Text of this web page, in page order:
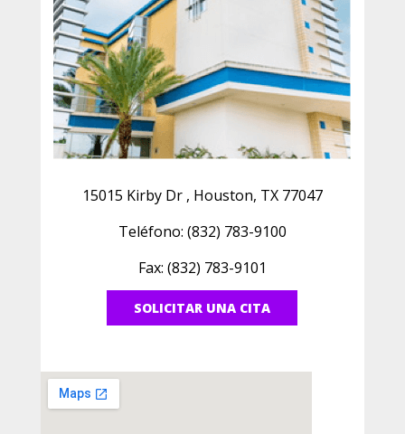
15015 Kirby Dr , Houston, TX 77047
Teléfono: (832) 783-9100
Fax: (832) 783-9101
SOLICITAR UNA CITA